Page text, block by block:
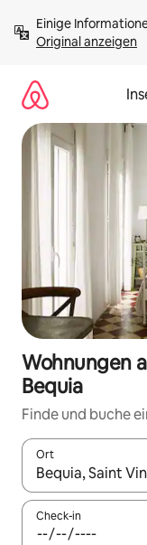
Inhalten
springenOriginal anzeigen
Wohnungen
Bequia
Finde und buche
Ort
Wenn Ergebnisse
Check-in